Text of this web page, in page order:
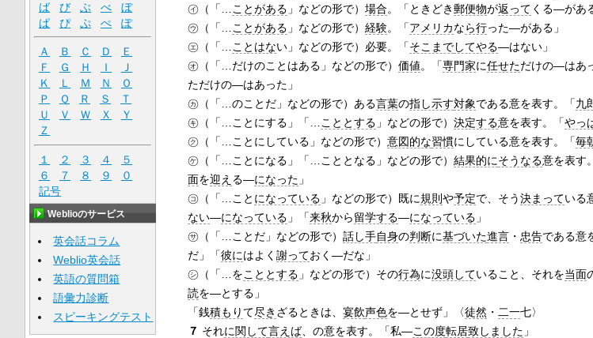
㋑（「…
ことがある 」などの形で）場合。「ときどき郵便物が返って くる―があ
㋒（「…
ことがある 」などの形で）経験。「アメリカなら行った―がある」
㋓（「…
ことはない」などの形で）必要。「そこまでしてやる―はない」
㋔（「…だけのことはある」などの形で）価値。「専門家に任せただけの―はあ
ただけの―はあった」
㋕（「…のことだ」などの形で）ある言葉の指し示す対象である意を表す。「九
㋖（「…ことにする」「…
こととする 」などの形で）決定する意を表す。「やっ
㋗（「…ことにしている」などの形で）意図的な習慣にしている意を表す。「毎
㋘（「…ことになる」「…こととなる」などの形で）結果的にそうなる意を表す
面を迎え る―になった 」
㋙（「…こと になっている 」などの形で）既に規則や予定で、そう決まっている
ない―になっている 」「来秋から留学する―になっている 」
㋚（「…ことだ」などの形で）話し手自身の判断に基づいた進言 ・ 忠告である意
だ」「彼にはよく謝っておく―だな」
㋛（「…をこととする 」などの形で）その行為に没頭していること、それを当面
読を―とする」
「銭積もりて尽き ざるときは、宴飲声色を―とせず」〈徒然 ・ 二一七〉
７ それに関して言えば、の意を表す。「私―この度転居致しました 」
ば
び ぶ べ
ぼ
ぱ
ぴ ぷ ぺ ぽ
Ａ Ｂ Ｃ Ｄ
Ｅ
Ｆ
Ｇ Ｈ Ｉ
Ｊ
Ｋ
Ｌ Ｍ Ｎ
Ｏ
Ｐ
Ｑ Ｒ Ｓ
Ｔ
Ｕ
Ｖ Ｗ Ｘ
Ｙ
Ｚ
１ ２ ３ ４
５
６
７ ８ ９
０
記号
Weblioのサービス
英会話コラム
Weblio英会話
英語の質問箱
語彙力診断
スピーキングテスト